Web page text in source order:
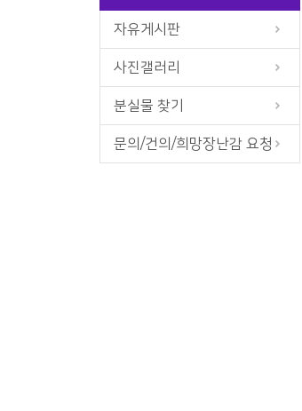
자유게시판
사진갤러리
분실물 찾기
문의/건의/희망장난감 요청